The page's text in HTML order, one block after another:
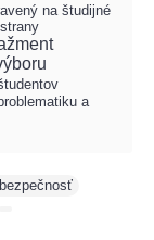
na študijné
a